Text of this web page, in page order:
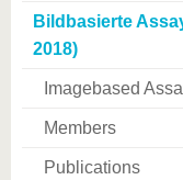
Bildbasierte
2018)
Imagebased
Members
Publications